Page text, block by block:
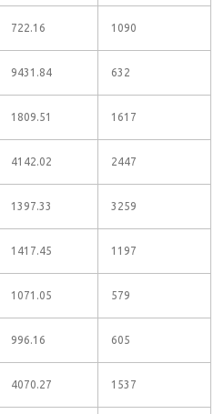
722.16 1090
9431.84 632
1809.51 1617
4142.02 2447
1397.33 3259
1417.45 1197
1071.05 579
996.16 605
4070.27 1537